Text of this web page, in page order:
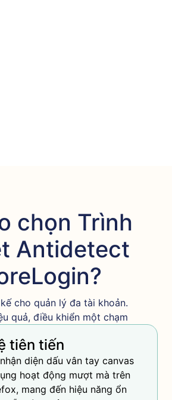
chọn Trình
Antidetect
cho quản lý đa tài khoản.
quả, điều khiển một chạm
tiên tiến
diện dấu vân tay canvas
hoạt động mượt mà trên
mang đến hiệu năng ổn